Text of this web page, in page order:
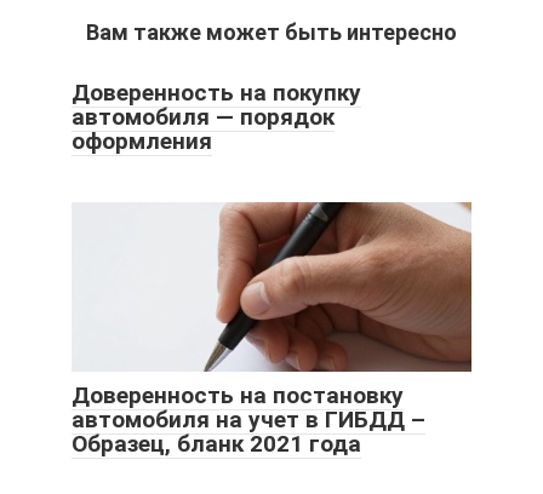
Вам также может быть интересно
Доверенность на покупку
автомобиля — порядок
оформления
Доверенность на постановку
автомобиля на учет в ГИБДД –
Образец, бланк 2021 года